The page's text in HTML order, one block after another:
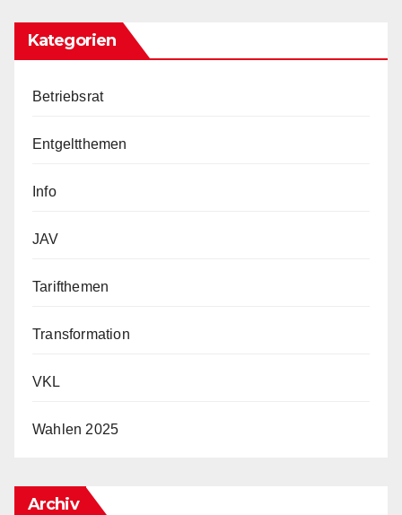
Kategorien
Betriebsrat
Entgeltthemen
Info
JAV
Tarifthemen
Transformation
VKL
Wahlen 2025
Archiv